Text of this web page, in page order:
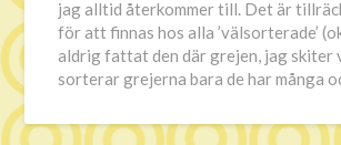
jag alltid återkommer till. Det är
för att finnas hos alla ’välsorterade’
aldrig fattat den där grejen, jag skiter
sorterar grejerna bara de har många